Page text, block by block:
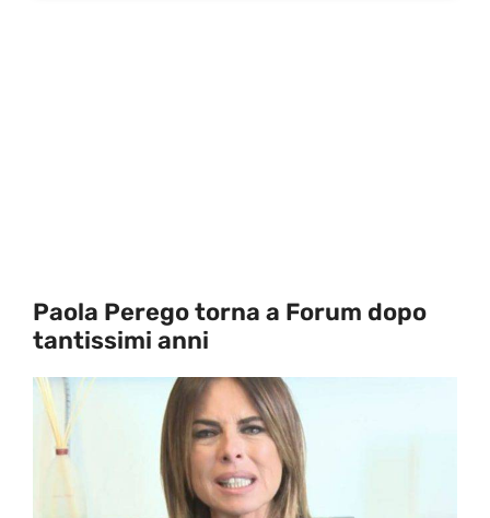
Paola Perego torna a Forum dopo
tantissimi anni